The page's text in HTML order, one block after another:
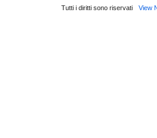
Tutti i diritti sono riservati View